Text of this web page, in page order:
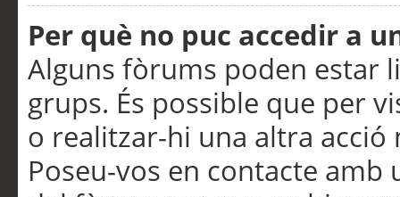
Per què no puc accedir a
Alguns fòrums poden estar
grups. És possible que per
o realitzar-hi una altra acció
Poseu-vos en contacte